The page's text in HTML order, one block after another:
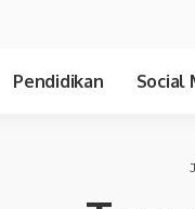
Pendidikan Social